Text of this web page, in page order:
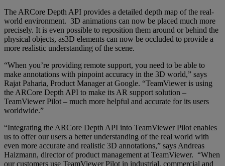
The ARCore Depth API provides a detailed depth map of the real-
world environment. 3D animations can now be placed much more
precisely. It is even possible to reposition them around or behind the
physical objects, as3D elements can now be occluded to provide a
more realistic understanding of the scene.
“When you’re providing remote support, you need to be able to
make annotations with pinpoint accuracy in the 3D world,” says
Rajat Paharia, Product Manager at Google. “TeamViewer is using
the ARCore Depth API to make its AR support solution –
TeamViewer Pilot – much more helpful and accurate for its users
worldwide.”
“Integrating the ARCore Depth API into TeamViewer Pilot enables
us to offer our users a better understanding of the real world with
even more accurate and realistic 3D annotations,” says Andreas
Haizmann, director of product management at TeamViewer. “When
our customers use TeamViewer Pilot in industrial, commercial and